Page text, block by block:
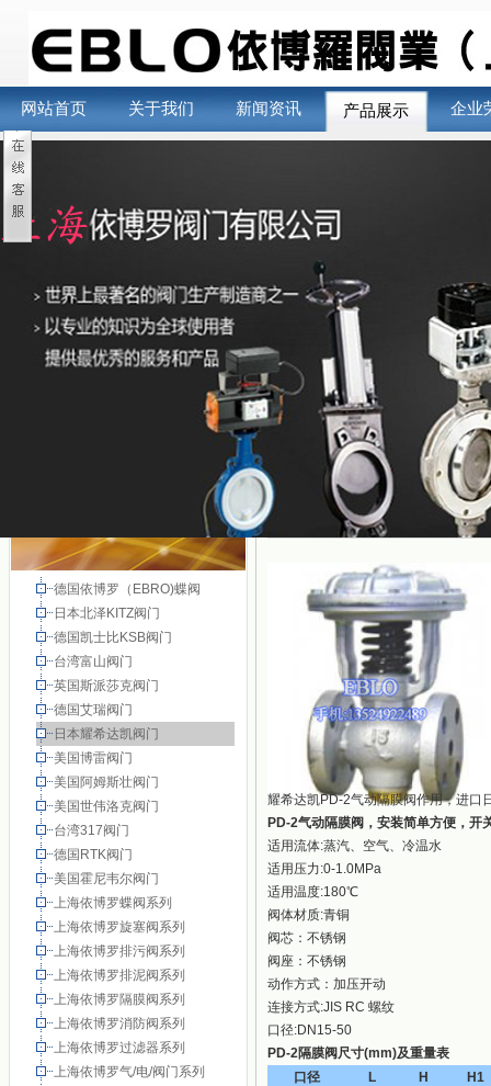
网站首页 关于我们 新闻资讯 产品展示 企业
德国依博罗（EBRO)蝶阀
日本北泽KITZ阀门
德国凯士比KSB阀门
台湾富山阀门
英国斯派莎克阀门
德国艾瑞阀门
日本耀希达凯阀门
美国博雷阀门
美国阿姆斯壮阀门
美国世伟洛克阀门
台湾317阀门
德国RTK阀门
美国霍尼韦尔阀门
上海依博罗蝶阀系列
上海依博罗旋塞阀系列
上海依博罗排污阀系列
上海依博罗排泥阀系列
上海依博罗隔膜阀系列
上海依博罗消防阀系列
上海依博罗过滤器系列
上海依博罗气/电/阀门系列
耀希达凯PD-2气动隔膜阀作用，进口
PD-2气动隔膜阀，安装简单方便，开
适用流体:蒸汽、空气、冷温水
适用压力:0-1.0MPa
适用温度:180℃
阀体材质:青铜
阀芯：不锈钢
阀座：不锈钢
动作方式：加压开动
连接方式:JIS RC 螺纹
口径:DN15-50
PD-2隔膜阀尺寸(mm)及重量表
口径
L H
H1